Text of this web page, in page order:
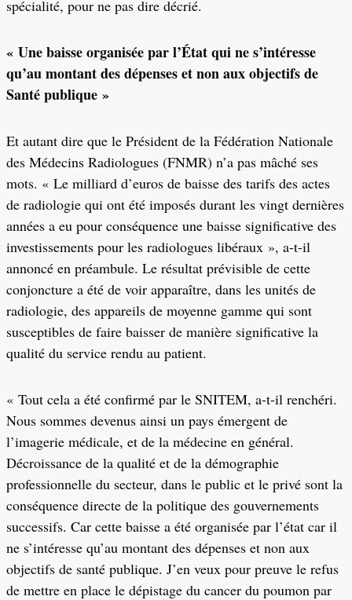
spécialité, pour ne pas dire décrié.
« Une baisse organisée par l’État qui ne s’intéresse
qu’au montant des dépenses et non aux objectifs de
Santé publique »
Et autant dire que le Président de la Fédération Nationale
des Médecins Radiologues (FNMR) n’a pas mâché ses
mots. « Le milliard d’euros de baisse des tarifs des actes
de radiologie qui ont été imposés durant les vingt dernières
années a eu pour conséquence une baisse significative des
investissements pour les radiologues libéraux », a-t-il
annoncé en préambule. Le résultat prévisible de cette
conjoncture a été de voir apparaître, dans les unités de
radiologie, des appareils de moyenne gamme qui sont
susceptibles de faire baisser de manière significative la
qualité du service rendu au patient.
« Tout cela a été confirmé par le SNITEM, a-t-il renchéri.
Nous sommes devenus ainsi un pays émergent de
l’imagerie médicale, et de la médecine en général.
Décroissance de la qualité et de la démographie
professionnelle du secteur, dans le public et le privé sont la
conséquence directe de la politique des gouvernements
successifs. Car cette baisse a été organisée par l’état car il
ne s’intéresse qu’au montant des dépenses et non aux
objectifs de santé publique. J’en veux pour preuve le refus
de mettre en place le dépistage du cancer du poumon par